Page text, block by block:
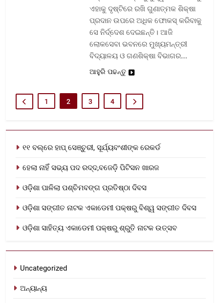
ଏହାକୁ ଦୃଷ୍ଟିରେ ରଖି ଗୁଣାତ୍ମକ ଶିକ୍ଷା
ପ୍ରଦାନ ଉପରେ ଅଧିକ ଫୋକସ୍ କରିବାକୁ
ସେ ନିର୍ଦ୍ଦେଶ ଦେଇଛନ୍ତି। ଆଜି
ଲୋକସେବା ଭବନରେ ମୁଖ୍ୟମନ୍ତ୍ରୀ
ବିଦ୍ୟାଳୟ ଓ ଗଣଶିକ୍ଷା ବିଭାଗର…
ଆହୁରି ପଢନ୍ତୁ
1 2 3 4
୧୧ ବଲ୍‌ରେ ହାପ୍ ସେଞ୍ଚୁରୀ, ସୂର୍ଯ୍ୟବଂଶୀଙ୍କ ରେକର୍ଡ
ହେଲା ନାହିଁ ସଭ୍ୟ ପଦ ରଦ୍ଦ,ବଜେଡ଼ି ପିଟିସନ ଖାରଜ
ଓଡ଼ିଶା ପାଳିଲା ପଶ୍ଚିମବଙ୍ଗ ପ୍ରତିଷ୍ଠା ଦିବସ
ଓଡ଼ିଶା ସଙ୍ଗୀତ ନାଟକ ଏକାଡେମୀ ପକ୍ଷରୁ ବିଶ୍ୱ ସଙ୍ଗୀତ ଦିବସ
ଓଡ଼ିଶା ସାହିତ୍ୟ ଏକାଡେମୀ ପକ୍ଷରୁ ଶ୍ରୁତି ନାଟକ ଉତ୍ସବ
Uncategorized
ଅନ୍ୟାନ୍ୟ